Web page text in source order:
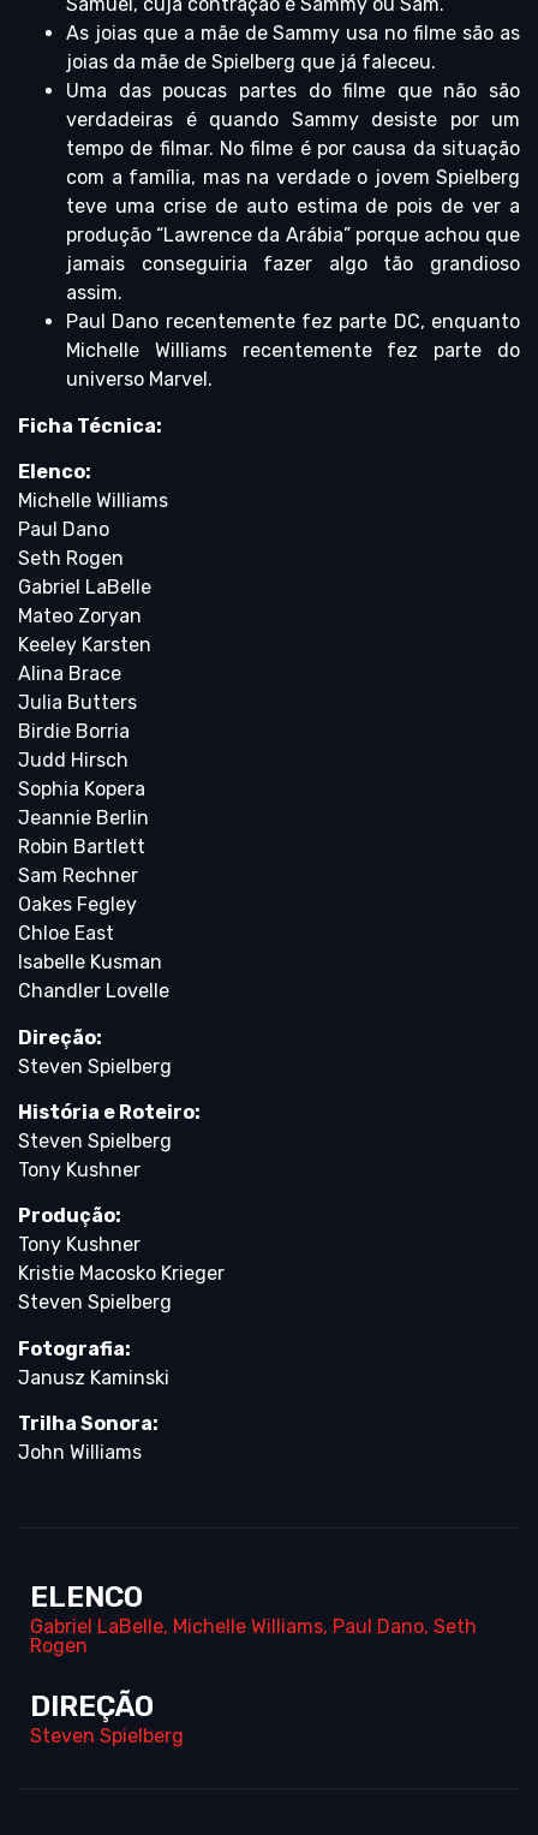
Samuel, cuja contração é Sammy ou Sam.
As joias que a mãe de Sammy usa no filme são as
joias da mãe de Spielberg que já faleceu.
Uma das poucas partes do filme que não são
verdadeiras é quando Sammy desiste por um
tempo de filmar. No filme é por causa da situação
com a família, mas na verdade o jovem Spielberg
teve uma crise de auto estima de pois de ver a
produção “Lawrence da Arábia” porque achou que
jamais conseguiria fazer algo tão grandioso
assim.
Paul Dano recentemente fez parte DC, enquanto
Michelle Williams recentemente fez parte do
universo Marvel.
Ficha Técnica:
Elenco:
Michelle Williams
Paul Dano
Seth Rogen
Gabriel LaBelle
Mateo Zoryan
Keeley Karsten
Alina Brace
Julia Butters
Birdie Borria
Judd Hirsch
Sophia Kopera
Jeannie Berlin
Robin Bartlett
Sam Rechner
Oakes Fegley
Chloe East
Isabelle Kusman
Chandler Lovelle
Direção:
Steven Spielberg
História e Roteiro:
Steven Spielberg
Tony Kushner
Produção:
Tony Kushner
Kristie Macosko Krieger
Steven Spielberg
Fotografia:
Janusz Kaminski
Trilha Sonora:
John Williams
ELENCO
Gabriel LaBelle, Michelle Williams, Paul Dano, Seth
Rogen
DIREÇÃO
Steven Spielberg